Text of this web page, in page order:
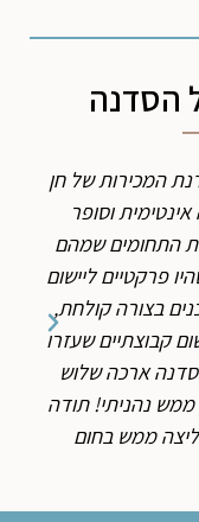
הסדנה
המכירות של חן
וסופר
התחומים שמהם
פרקטיים ליישום
בצורה קולחת,
קבוצתיים שעזרו
ארכה שלוש
נהניתי! תודה
ממש בחום